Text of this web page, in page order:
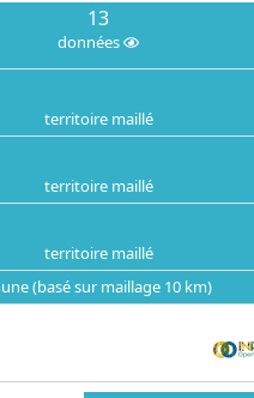
13
données
territoire maillé
territoire maillé
territoire maillé
(basé sur maillage 10 km)